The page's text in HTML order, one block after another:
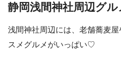
静岡浅間神社周辺グル
浅間神社周辺には、老舗蕎麦
スメグルメがいっぱい♡